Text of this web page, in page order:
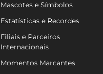
Mascotes e Símbolos
Estatísticas e Recordes
Filiais e Parceiros
Internacionais
Momentos Marcantes